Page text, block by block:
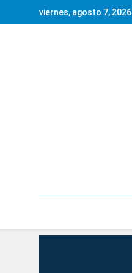
viernes, agosto 7, 2026